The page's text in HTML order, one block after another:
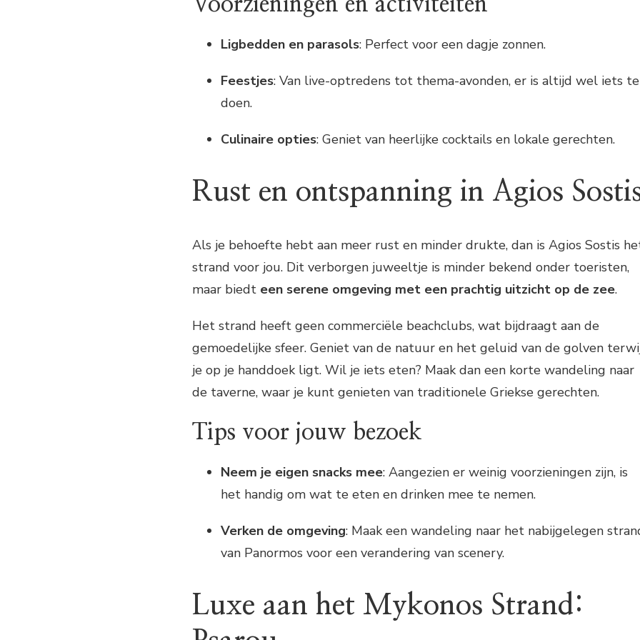
Voorzieningen en activiteiten
Ligbedden en parasols: Perfect voor een dagje zonnen.
Feestjes: Van live-optredens tot thema-avonden, er is altijd wel iets te
doen.
Culinaire opties: Geniet van heerlijke cocktails en lokale gerechten.
Rust en ontspanning in Agios
Als je behoefte hebt aan meer rust en minder drukte, dan is Agios Sostis
strand voor jou. Dit verborgen juweeltje is minder bekend onder toeristen,
maar biedt een serene omgeving met een prachtig uitzicht op de zee.
Het strand heeft geen commerciële beachclubs, wat bijdraagt aan de
gemoedelijke sfeer. Geniet van de natuur en het geluid van de golven
je op je handdoek ligt. Wil je iets eten? Maak dan een korte wandeling naar
de taverne, waar je kunt genieten van traditionele Griekse gerechten.
Tips voor jouw bezoek
Neem je eigen snacks mee: Aangezien er weinig voorzieningen zijn, is
het handig om wat te eten en drinken mee te nemen.
Verken de omgeving: Maak een wandeling naar het nabijgelegen
van Panormos voor een verandering van scenery.
Luxe aan het Mykonos Strand: